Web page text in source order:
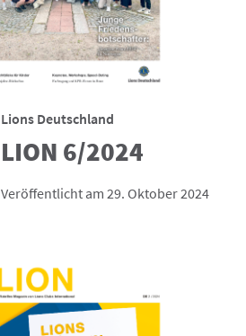
Lions Deutschland
LION 6/2024
Veröffentlicht am 29. Oktober 2024